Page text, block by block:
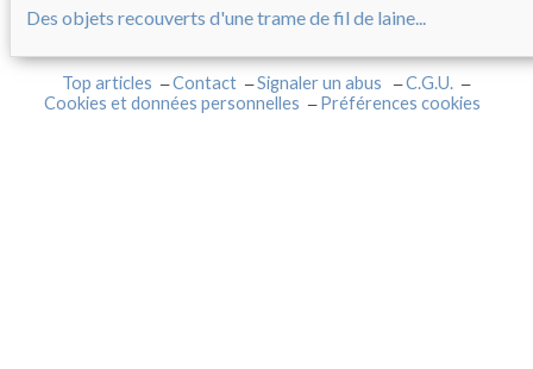
Des objets recouverts d'une trame de fil de laine...
Top articles Contact Signaler un abus
C.G.U.
Cookies et données personnelles
Préférences cookies